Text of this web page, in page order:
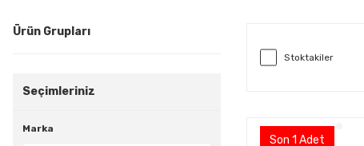
Ürün Grupları
Seçimleriniz
Marka
Stoktakiler
Son 1 Adet